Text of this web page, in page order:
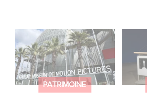
PATRIMOINE
Gaumont célèbre ses
130 ans au Musée des
Oscars à Los Angeles
!
«